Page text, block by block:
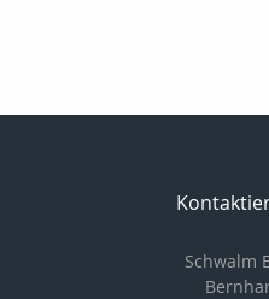
Schwalm